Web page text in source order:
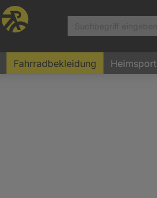
Fahrradbekleidung Heimsport